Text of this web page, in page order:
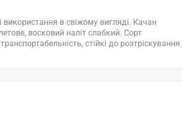
використання в свіжому вигляді. Качан
восковий наліт слабкий. Сорт
стійкі до розтріскування.